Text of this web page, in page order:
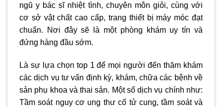
ngũ y bác sĩ nhiệt tình, chuyên môn giỏi, cùng với
cơ sở vật chất cao cấp, trang thiết bị máy móc đạt
chuẩn. Nơi đây sẽ là một phòng khám uy tín và
đứng hàng đầu sớm.
Là sự lựa chọn top 1 để mọi người đến thăm khám
các dịch vụ tư vấn định kỳ, khám, chữa các bệnh về
sản phụ khoa và thai sản. Một số dịch vụ chính như:
Tầm soát nguy cơ ung thư cổ tử cung, tầm soát và